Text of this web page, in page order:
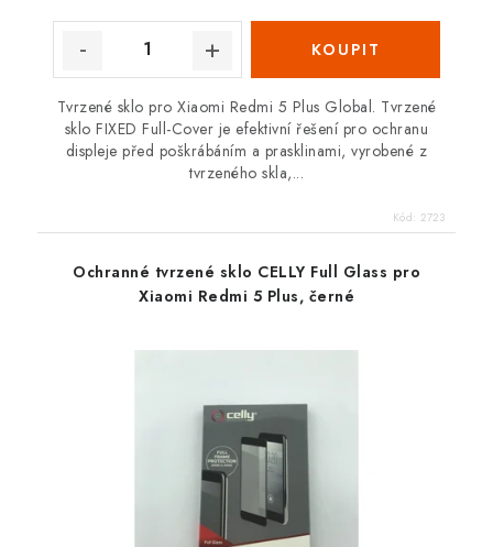
Tvrzené sklo pro Xiaomi Redmi 5 Plus Global. Tvrzené
sklo FIXED Full-Cover je efektivní řešení pro ochranu
displeje před poškrábáním a prasklinami, vyrobené z
tvrzeného skla,...
Kód: 2723
Ochranné tvrzené sklo CELLY Full Glass pro
Xiaomi Redmi 5 Plus, černé